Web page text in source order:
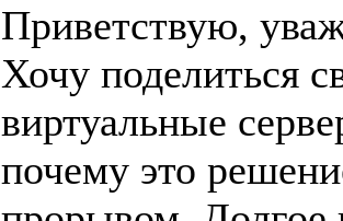
Приветствую,
Хочу поделиться
виртуальные
почему это